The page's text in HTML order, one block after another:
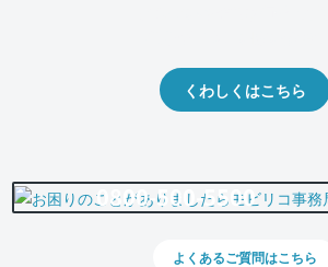
くわしくはこちら
0800-500-5500
よくあるご質問はこちら